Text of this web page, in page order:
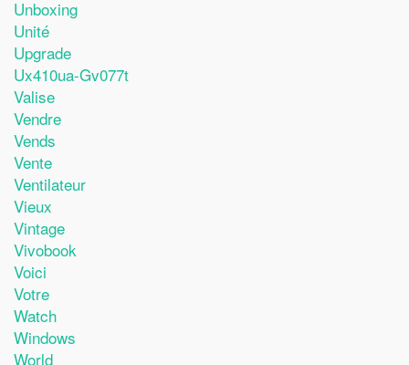
Unboxing
Unité
Upgrade
Ux410ua-Gv077t
Valise
Vendre
Vends
Vente
Ventilateur
Vieux
Vintage
Vivobook
Voici
Votre
Watch
Windows
World